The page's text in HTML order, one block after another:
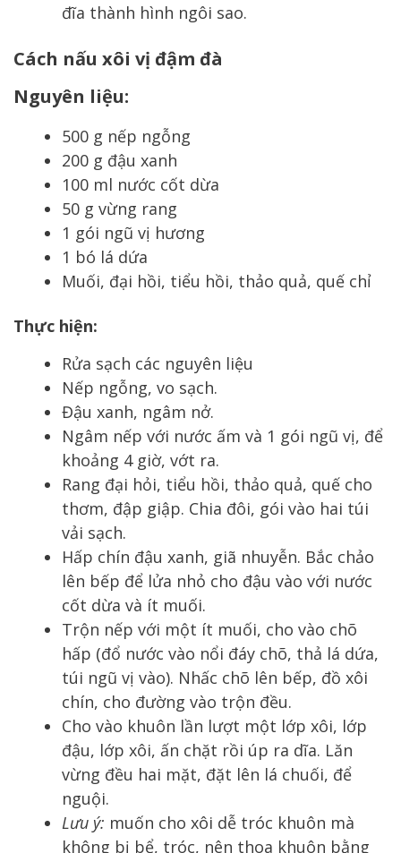
đĩa thành hình ngôi sao.
Cách nấu xôi vị đậm đà
Nguyên liệu:
500 g nếp ngỗng
200 g đậu xanh
100 ml nước cốt dừa
50 g vừng rang
1 gói ngũ vị hương
1 bó lá dứa
Muối, đại hồi, tiểu hồi, thảo quả, quế chỉ
Thực hiện:
Rửa sạch các nguyên liệu
Nếp ngỗng, vo sạch.
Đậu xanh, ngâm nở.
Ngâm nếp với nước ấm và 1 gói ngũ vị, để
khoảng 4 giờ, vớt ra.
Rang đại hỏi, tiểu hồi, thảo quả, quế cho
thơm, đập giập. Chia đôi, gói vào hai túi
vải sạch.
Hấp chín đậu xanh, giã nhuyễn. Bắc chảo
lên bếp để lửa nhỏ cho đậu vào với nước
cốt dừa và ít muối.
Trộn nếp với một ít muối, cho vào chõ
hấp (đổ nước vào nổi đáy chõ, thả lá dứa,
túi ngũ vị vào). Nhấc chõ lên bếp, đồ xôi
chín, cho đường vào trộn đều.
Cho vào khuôn lần lượt một lớp xôi, lớp
đậu, lớp xôi, ấn chặt rồi úp ra dĩa. Lăn
vừng đều hai mặt, đặt lên lá chuối, để
nguội.
Lưu ý: muốn cho xôi dễ tróc khuôn mà
không bị bể, tróc, nên thoa khuôn bằng